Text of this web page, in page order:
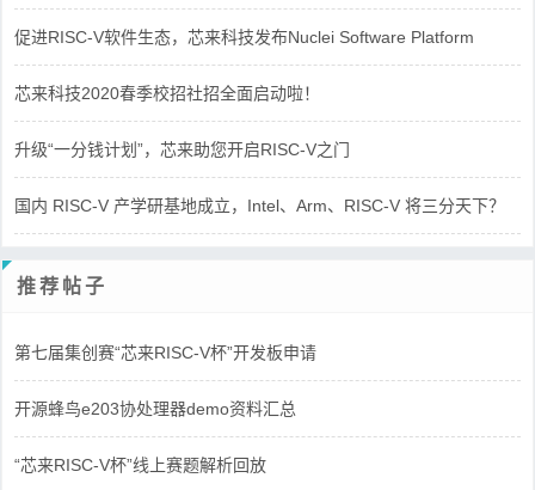
促进RISC-V软件生态，芯来科技发布Nuclei Software Platform
芯来科技2020春季校招社招全面启动啦！
升级“一分钱计划”，芯来助您开启RISC-V之门
国内 RISC-V 产学研基地成立，Intel、Arm、RISC-V 将三分天下？
推荐帖子
第七届集创赛“芯来RISC-V杯”开发板申请
开源蜂鸟e203协处理器demo资料汇总
“芯来RISC-V杯”线上赛题解析回放